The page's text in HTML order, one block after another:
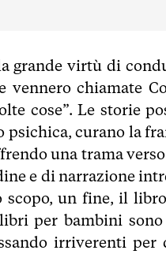
grande virtù di
vennero chiamate
cose”. Le storie
psichica, curano la
una trama
e di narrazione
scopo, un fine, il
per bambini
irriverenti